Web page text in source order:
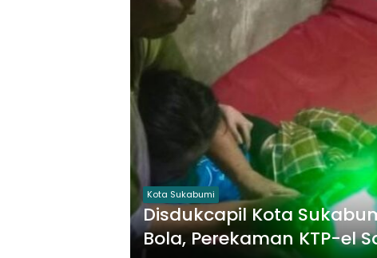
Kota Sukabumi
Disdukcapil Kota
Bola, Perekaman KTP-el